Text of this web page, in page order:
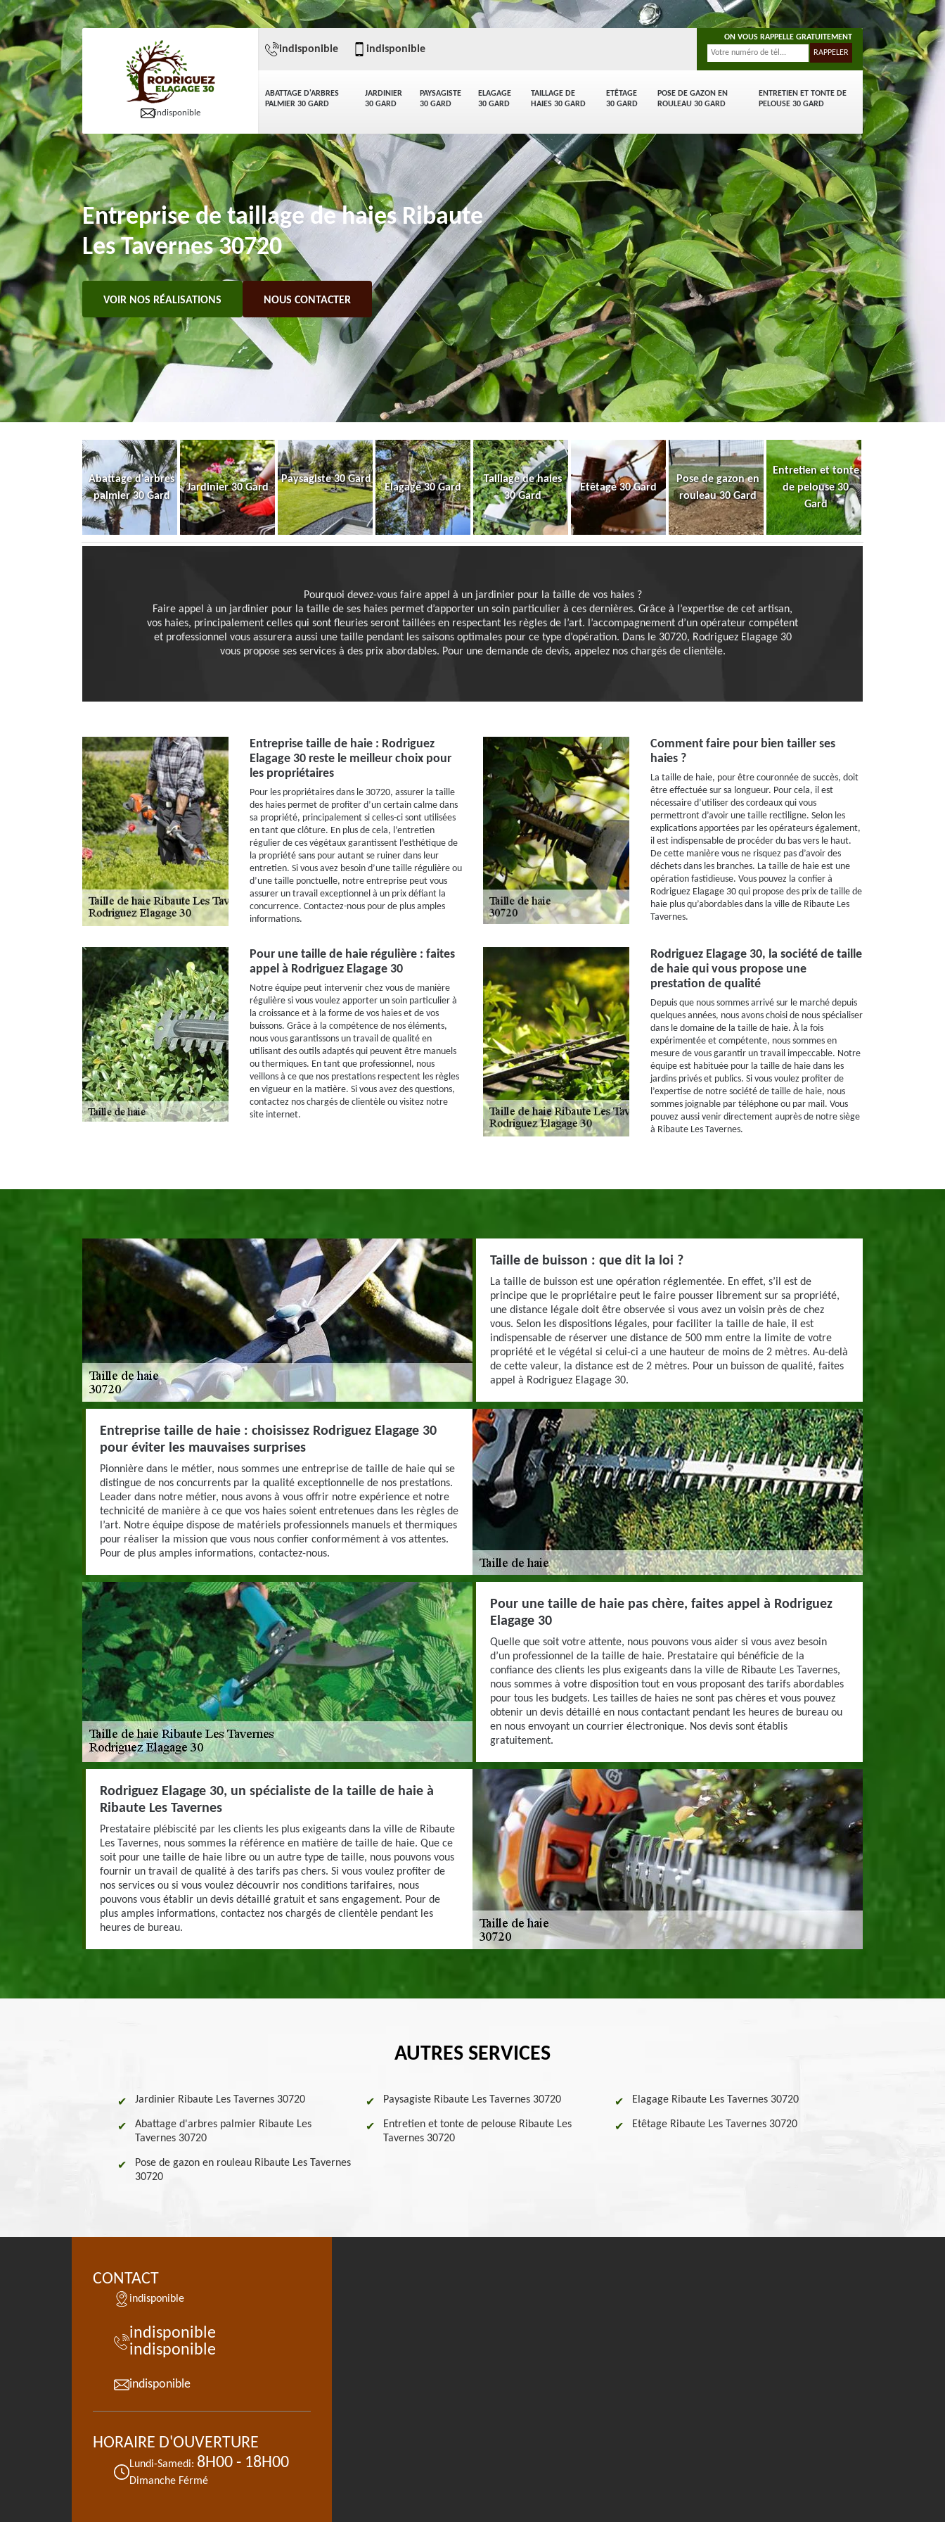
indisponible
ABATTAGE D'ARBRES
PALMIER 30 GARD
JARDINIER
30 GARD
PAYSAGISTE
30 GARD
ELAGAGE
30 GARD
TAILLAGE DE
HAIES 30 GARD
ETÊTAGE
30 GARD
POSE DE GAZON EN
ROULEAU 30 GARD
ENTRETIEN ET TONTE DE
PELOUSE 30 GARD
indisponible indisponible
ON VOUS RAPPELLE GRATUITEMENT
Entreprise de taillage de haies Ribaute
Les Tavernes 30720
VOIR NOS RÉALISATIONS NOUS CONTACTER
Abattage d'arbres
palmier 30 Gard
Jardinier 30 Gard
Paysagiste 30 Gard
Elagage 30 Gard
Taillage de haies
30 Gard
Etêtage 30 Gard
Pose de gazon en
rouleau 30 Gard
Entretien et tonte
de pelouse 30
Gard
Pourquoi devez-vous faire appel à un jardinier pour la taille de vos haies ?
Faire appel à un jardinier pour la taille de ses haies permet d’apporter un soin particulier à ces dernières. Grâce à l’expertise de cet artisan,
vos haies, principalement celles qui sont fleuries seront taillées en respectant les règles de l’art. l’accompagnement d’un opérateur compétent
et professionnel vous assurera aussi une taille pendant les saisons optimales pour ce type d’opération. Dans le 30720, Rodriguez Elagage 30
vous propose ses services à des prix abordables. Pour une demande de devis, appelez nos chargés de clientèle.
Entreprise taille de haie : Rodriguez
Elagage 30 reste le meilleur choix pour
les propriétaires
Pour les propriétaires dans le 30720, assurer la taille
des haies permet de profiter d’un certain calme dans
sa propriété, principalement si celles-ci sont utilisées
en tant que clôture. En plus de cela, l’entretien
régulier de ces végétaux garantissent l’esthétique de
la propriété sans pour autant se ruiner dans leur
entretien. Si vous avez besoin d’une taille régulière ou
d’une taille ponctuelle, notre entreprise peut vous
assurer un travail exceptionnel à un prix défiant la
concurrence. Contactez-nous pour de plus amples
informations.
Comment faire pour bien tailler ses
haies ?
La taille de haie, pour être couronnée de succès, doit
être effectuée sur sa longueur. Pour cela, il est
nécessaire d’utiliser des cordeaux qui vous
permettront d’avoir une taille rectiligne. Selon les
explications apportées par les opérateurs également,
il est indispensable de procéder du bas vers le haut.
De cette manière vous ne risquez pas d’avoir des
déchets dans les branches. La taille de haie est une
opération fastidieuse. Vous pouvez la confier à
Rodriguez Elagage 30 qui propose des prix de taille de
haie plus qu’abordables dans la ville de Ribaute Les
Tavernes.
Pour une taille de haie régulière : faites
appel à Rodriguez Elagage 30
Notre équipe peut intervenir chez vous de manière
régulière si vous voulez apporter un soin particulier à
la croissance et à la forme de vos haies et de vos
buissons. Grâce à la compétence de nos éléments,
nous vous garantissons un travail de qualité en
utilisant des outils adaptés qui peuvent être manuels
ou thermiques. En tant que professionnel, nous
veillons à ce que nos prestations respectent les règles
en vigueur en la matière. Si vous avez des questions,
contactez nos chargés de clientèle ou visitez notre
site internet.
Rodriguez Elagage 30, la société de taille
de haie qui vous propose une
prestation de qualité
Depuis que nous sommes arrivé sur le marché depuis
quelques années, nous avons choisi de nous spécialiser
dans le domaine de la taille de haie. À la fois
expérimentée et compétente, nous sommes en
mesure de vous garantir un travail impeccable. Notre
équipe est habituée pour la taille de haie dans les
jardins privés et publics. Si vous voulez profiter de
l’expertise de notre société de taille de haie, nous
sommes joignable par téléphone ou par mail. Vous
pouvez aussi venir directement auprès de notre siège
à Ribaute Les Tavernes.
Taille de buisson : que dit la loi ?
La taille de buisson est une opération réglementée. En effet, s’il est de
principe que le propriétaire peut le faire pousser librement sur sa propriété,
une distance légale doit être observée si vous avez un voisin près de chez
vous. Selon les dispositions légales, pour faciliter la taille de haie, il est
indispensable de réserver une distance de 500 mm entre la limite de votre
propriété et le végétal si celui-ci a une hauteur de moins de 2 mètres. Au-delà
de cette valeur, la distance est de 2 mètres. Pour un buisson de qualité, faites
appel à Rodriguez Elagage 30.
Entreprise taille de haie : choisissez Rodriguez Elagage 30
pour éviter les mauvaises surprises
Pionnière dans le métier, nous sommes une entreprise de taille de haie qui se
distingue de nos concurrents par la qualité exceptionnelle de nos prestations.
Leader dans notre métier, nous avons à vous offrir notre expérience et notre
technicité de manière à ce que vos haies soient entretenues dans les règles de
l’art. Notre équipe dispose de matériels professionnels manuels et thermiques
pour réaliser la mission que vous nous confier conformément à vos attentes.
Pour de plus amples informations, contactez-nous.
Pour une taille de haie pas chère, faites appel à Rodriguez
Elagage 30
Quelle que soit votre attente, nous pouvons vous aider si vous avez besoin
d’un professionnel de la taille de haie. Prestataire qui bénéficie de la
confiance des clients les plus exigeants dans la ville de Ribaute Les Tavernes,
nous sommes à votre disposition tout en vous proposant des tarifs abordables
pour tous les budgets. Les tailles de haies ne sont pas chères et vous pouvez
obtenir un devis détaillé en nous contactant pendant les heures de bureau ou
en nous envoyant un courrier électronique. Nos devis sont établis
gratuitement.
Rodriguez Elagage 30, un spécialiste de la taille de haie à
Ribaute Les Tavernes
Prestataire plébiscité par les clients les plus exigeants dans la ville de Ribaute
Les Tavernes, nous sommes la référence en matière de taille de haie. Que ce
soit pour une taille de haie libre ou un autre type de taille, nous pouvons vous
fournir un travail de qualité à des tarifs pas chers. Si vous voulez profiter de
nos services ou si vous voulez découvrir nos conditions tarifaires, nous
pouvons vous établir un devis détaillé gratuit et sans engagement. Pour de
plus amples informations, contactez nos chargés de clientèle pendant les
heures de bureau.
AUTRES SERVICES
Jardinier Ribaute Les Tavernes 30720 Paysagiste Ribaute Les Tavernes 30720 Elagage Ribaute Les Tavernes 30720
Abattage d'arbres palmier Ribaute Les
Tavernes 30720
Entretien et tonte de pelouse Ribaute Les
Tavernes 30720
Etêtage Ribaute Les Tavernes 30720
Pose de gazon en rouleau Ribaute Les Tavernes
30720
CONTACT
indisponible
indisponible
indisponible
indisponible
HORAIRE D'OUVERTURE
Lundi-Samedi: 8H00 - 18H00
Dimanche Férmé